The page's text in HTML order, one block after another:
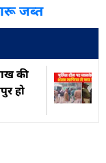
जब्त
की
हो